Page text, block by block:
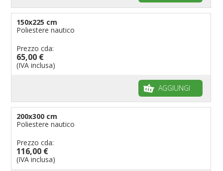
150x225 cm
Poliestere nautico
Prezzo cda:
65,00 €
(IVA inclusa)
AGGIUNGI
200x300 cm
Poliestere nautico
Prezzo cda:
116,00 €
(IVA inclusa)